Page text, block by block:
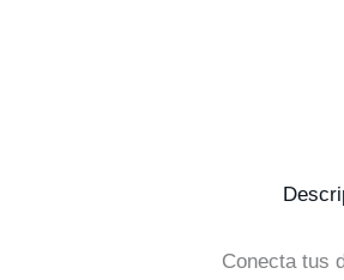
Conecta tus